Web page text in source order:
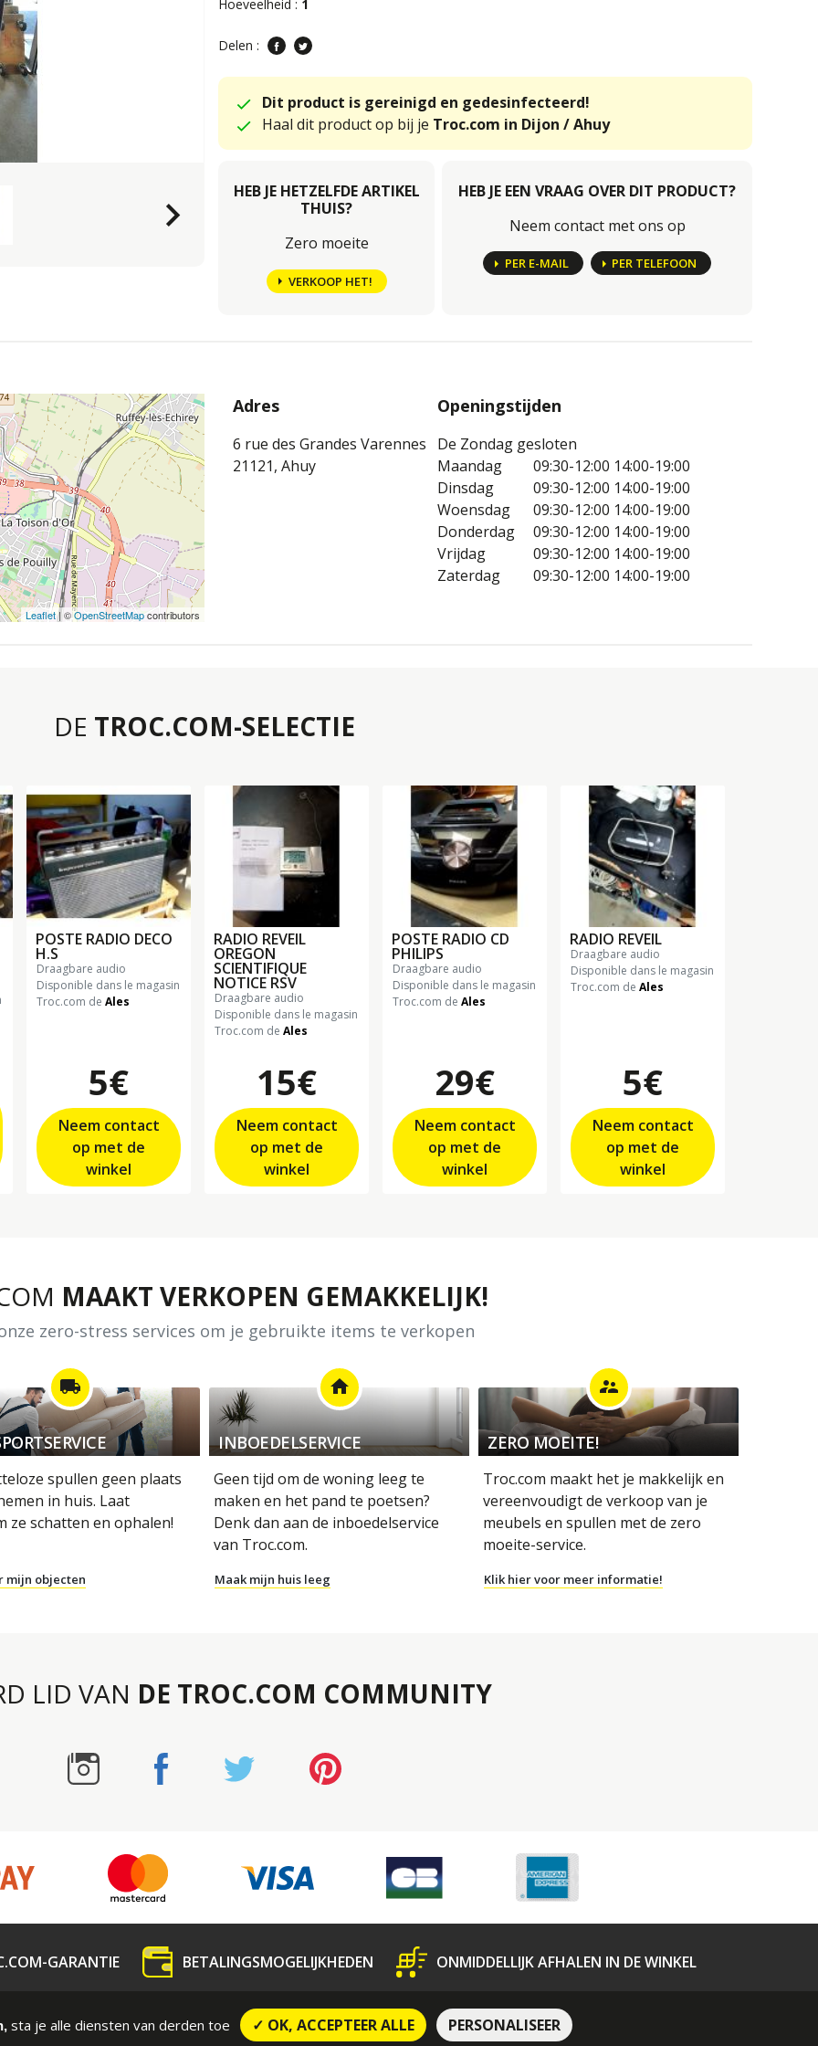
keyboard_arrow_right
Hoeveelheid : 1
Delen :
Dit product is gereinigd en gedesinfecteerd!
Haal dit product op bij je Troc.com in Dijon / Ahuy
HEB JE HETZELFDE ARTIKEL
THUIS?
Zero moeite
VERKOOP HET!
HEB JE EEN VRAAG OVER DIT PRODUCT?
Neem contact met ons op
PER E-MAIL PER TELEFOON
Leaflet| ©OpenStreetMapcontributors
Adres
6 rue des Grandes Varennes
21121, Ahuy
Openingstijden
De Zondag gesloten
Maandag
09:30-12:00 14:00-19:00
Dinsdag
09:30-12:00 14:00-19:00
Woensdag
09:30-12:00 14:00-19:00
Donderdag
09:30-12:00 14:00-19:00
Vrijdag
09:30-12:00 14:00-19:00
Zaterdag
09:30-12:00 14:00-19:00
DE TROC.COM-SELECTIE
POSTE RADIO DECO
H.S
draagbare audio
Disponible dans le magasin
Troc.com de Ales
5€
Neem contact
op met de
winkel
RADIO REVEIL
OREGON
SCIENTIFIQUE
NOTICE RSV
draagbare audio
Disponible dans le magasin
Troc.com de Ales
15€
Neem contact
op met de
winkel
POSTE RADIO CD
PHILIPS
draagbare audio
Disponible dans le magasin
Troc.com de Ales
29€
Neem contact
op met de
winkel
RADIO REVEIL
draagbare audio
Disponible dans le magasin
Troc.com de Ales
5€
Neem contact
op met de
winkel
MAAKT VERKOPEN GEMAKKELIJK!
zero-stress services om je gebruikte items te verkopen
local_shipping
spullen geen plaats
in huis. Laat
ze schatten en ophalen!
mijn objecten
home
INBOEDELSERVICE
Geen tijd om de woning leeg te
maken en het pand te poetsen?
Denk dan aan de inboedelservice
van Troc.com.
Maak mijn huis leeg
supervisor_account
ZERO MOEITE!
Troc.com maakt het je makkelijk en
vereenvoudigt de verkoop van je
meubels en spullen met de zero
moeite-service.
Klik hier voor meer informatie!
LID VAN DE TROC.COM COMMUNITY
GARANTIE BETALINGSMOGELIJKHEDEN ONMIDDELLIJK AFHALEN IN DE WINKEL
CONTRACTUELE VOORWAARDEN
Bescherming van Persoonsgegevens
Wettelijke vermeldingen
Sitemap
sta je alle diensten van derden toe ✓ OK, ACCEPTEER ALLE PERSONALISEER